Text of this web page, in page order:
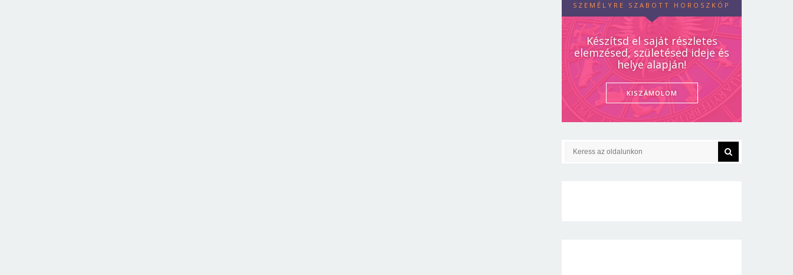
SZEMÉLYRE SZABOTT HOROSZKÓP
Készítsd el saját részletes
elemzésed, születésed ideje és
helye alapján!
KISZÁMOLOM